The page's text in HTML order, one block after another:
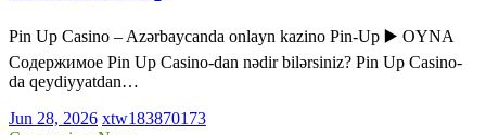
Pin Up Casino – Azərbaycanda onlayn kazino Pin-Up ▶️ OYNA
Содержимое Pin Up Casino-dan nədir bilərsiniz? Pin Up Casino-
da qeydiyyatdan…
Jun 28, 2026 xtw183870173